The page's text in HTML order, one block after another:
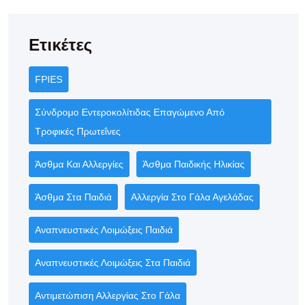
Ετικέτες
FPIES
Σύνδρομο Εντεροκολίτιδας Επαγώμενο Από
Τροφικές Πρωτεΐνες
Άσθμα Και Αλλεργίες Άσθμα Παιδικής Ηλικίας
Άσθμα Στα Παιδιά Αλλεργία Στο Γάλα Αγελάδας
Αναπνευστικές Λοιμώξεις Παιδιά
Αναπνευστικές Λοιμώξεις Στα Παιδιά
Αντιμετώπιση Αλλεργίας Στο Γάλα